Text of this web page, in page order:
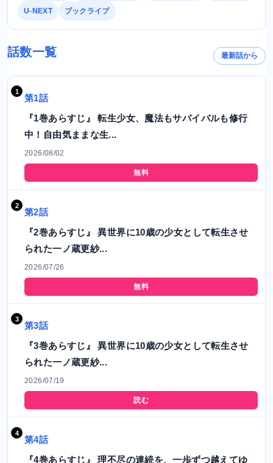
U-NEXT ブックライブ
話数一覧 最新話から
第1話
『1巻あらすじ』 転生少女、魔法もサバイバルも修行
中！自由気ままな生...
2026/08/02
無料
第2話
『2巻あらすじ』 異世界に10歳の少女として転生させ
られた一ノ蔵更紗...
2026/07/26
無料
第3話
『3巻あらすじ』 異世界に10歳の少女として転生させ
られた一ノ蔵更紗...
2026/07/19
読む
第4話
『4巻あらすじ』 理不尽の連続を、一歩ずつ越えてゆ